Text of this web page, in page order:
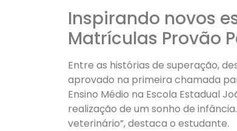
Inspirando novos
Matrículas Provão
Entre as histórias de superação,
aprovado na primeira chamada
Ensino Médio na Escola Estadual
realização de um sonho de
veterinário”, destaca o estudante.